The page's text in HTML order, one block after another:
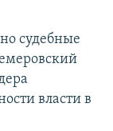
судебные
власти в